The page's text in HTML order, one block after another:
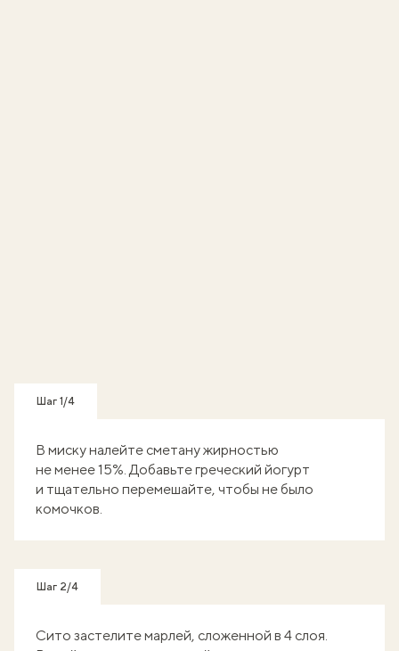
Шаг 1/4
В миску налейте сметану жирностью
не менее 15%. Добавьте греческий йогурт
и тщательно перемешайте, чтобы не было
комочков.
Шаг 2/4
Сито застелите марлей, сложенной в 4 слоя.